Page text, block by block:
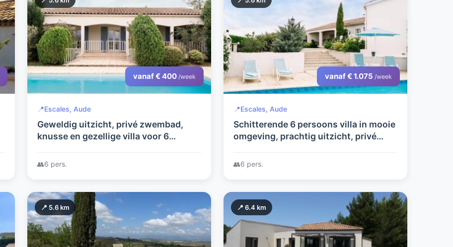
vanaf € 400 /week
📍Escales, Aude
Geweldig uitzicht, privé zwembad,
knusse en gezellige villa voor 6
👥6 pers.
vanaf € 1.075 /week
📍Escales, Aude
Schitterende 6 persoons villa in mooie
omgeving, prachtig uitzicht, privé
👥6 pers.
📍 5.6 km 📍 6.4 km